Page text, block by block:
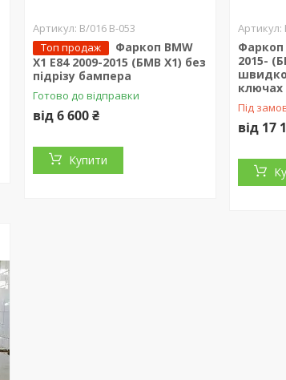
B/016 B-053
Топ продаж
Фаркоп BMW
X1 E84 2009-2015 (БМВ Х1) без
підрізу бампера
Готово до відправки
від 6 600 ₴
Купити
Фаркоп
2015-
ключах
Під
від 17